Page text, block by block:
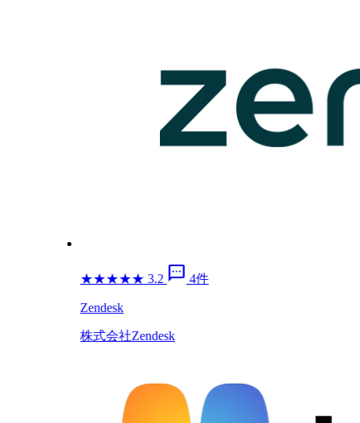
★★★★★ 3.2 sms 4件
Zendesk
株式会社Zendesk